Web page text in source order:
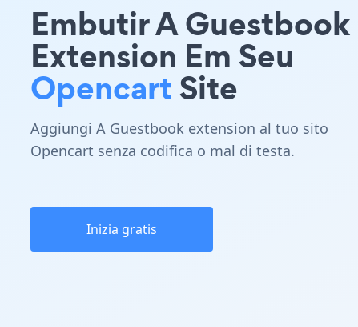
Embutir A Guestbook
Extension Em Seu
OpencartSite
Aggiungi A Guestbook extension al tuo sito
Opencart senza codifica o mal di testa.
Inizia gratis